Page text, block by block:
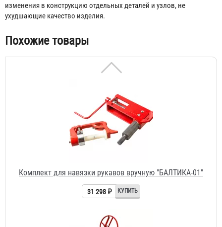
изменения в конструкцию отдельных деталей и узлов, не
ухудшающие качество изделия.
Похожие товары
31 298 ₽
Станок для намотки в скатку и перекатки на новый шов